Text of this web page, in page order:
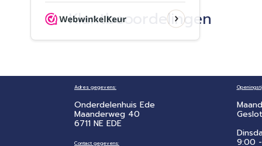
Klantbeoordelingen
Adres gegevens:
Onderdelenhuis Ede
Maanderweg 40
6711 NE EDE
Contact gegevens:
9:00